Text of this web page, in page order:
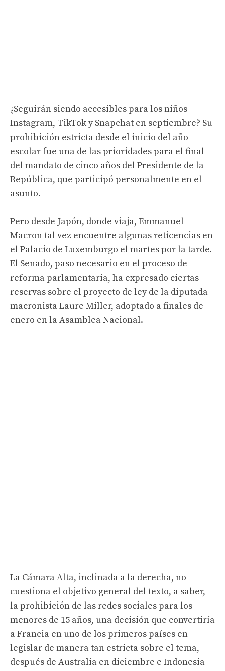
¿Seguirán siendo accesibles para los niños
Instagram, TikTok y Snapchat en septiembre? Su
prohibición estricta desde el inicio del año
escolar fue una de las prioridades para el final
del mandato de cinco años del Presidente de la
República, que participó personalmente en el
asunto.
Pero desde Japón, donde viaja, Emmanuel
Macron tal vez encuentre algunas reticencias en
el Palacio de Luxemburgo el martes por la tarde.
El Senado, paso necesario en el proceso de
reforma parlamentaria, ha expresado ciertas
reservas sobre el proyecto de ley de la diputada
macronista Laure Miller, adoptado a finales de
enero en la Asamblea Nacional.
La Cámara Alta, inclinada a la derecha, no
cuestiona el objetivo general del texto, a saber,
la prohibición de las redes sociales para los
menores de 15 años, una decisión que convertiría
a Francia en uno de los primeros países en
legislar de manera tan estricta sobre el tema,
después de Australia en diciembre e Indonesia